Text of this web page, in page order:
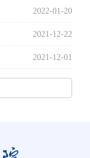
2022-01-20
2021-12-22
2021-12-01